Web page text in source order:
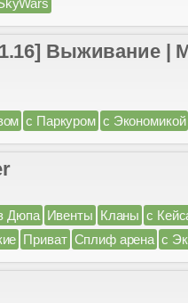
Выживание |
с Паркуром с Экономикой
Дюпа Ивенты Кланы с
Приват Сплиф арена с